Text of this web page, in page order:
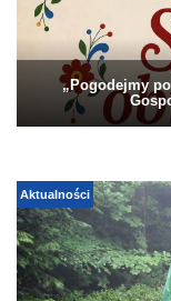
„Pogodejmy
Aktualności